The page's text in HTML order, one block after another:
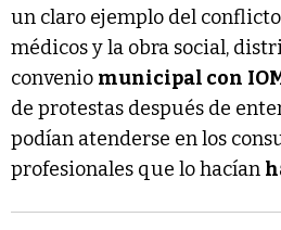
un claro ejemplo del
médicos y la obra social,
convenio municipal con
de protestas después de
podían atenderse en los
profesionales que lo hacían